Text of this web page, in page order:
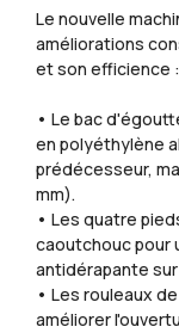
Le nouvelle
améliorations
et son efficience :
• Le bac
en polyéthylène
prédécesseur,
mm).
• Les quatre
caoutchouc pour
antidérapante
• Les rouleaux
améliorer